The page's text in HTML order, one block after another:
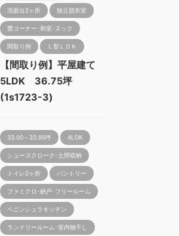
洗面台2ヶ所 独立脱衣室
畳コーナー･和室･ヌック
間取り例 Ｌ型ＬＤＫ
【間取り例】平屋建て
5LDK 36.75坪
(1s1723-3)
33.00～33.99坪 4LDK
シューズクローク･土間収納
トイレ2ヶ所 パントリー
ファミクロ･納戸･フリールーム
ペニンシュラキッチン
ランドリールーム･室内物干し